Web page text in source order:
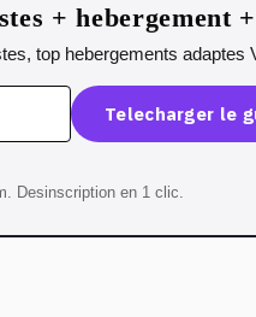
+ hebergement
top hebergements adaptes
Telecharger le
Desinscription en 1 clic.